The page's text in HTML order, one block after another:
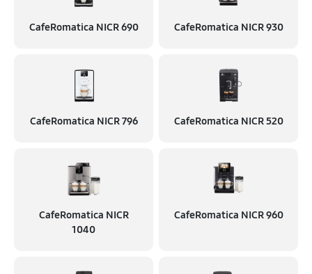
CafeRomatica NICR 690 CafeRomatica NICR 930
CafeRomatica NICR 796 CafeRomatica NICR 520
CafeRomatica NICR
1040
CafeRomatica NICR 960